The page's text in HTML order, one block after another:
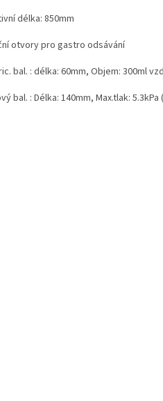
délka: 850mm
otvory pro gastro odsávání
bal. : délka: 60mm, Objem: 300ml
bal. : Délka: 140mm, Max.tlak: